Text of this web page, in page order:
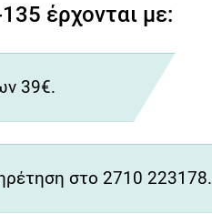
έρχονται με:
39€.
στο 2710 223178.